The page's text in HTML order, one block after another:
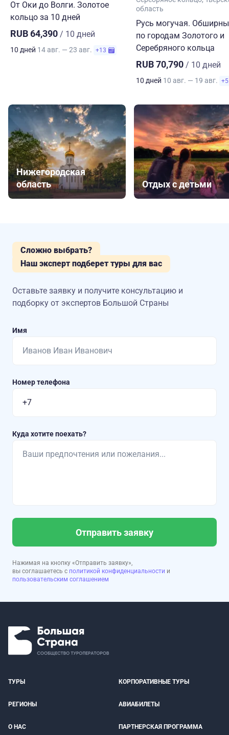
От Оки до Волги. Золотое
кольцо за 10 дней
RUB 64,390 / 10 дней
10 дней 14 авг. — 23 авг. +13
область
Русь могучая.
по городам Золотого и
Серебряного кольца
RUB 70,790 / 10 дней
10 дней 10 авг. — 19 авг. +5
Нижегородская
область
Отдых с детьми
Сложно выбрать?
Наш эксперт подберет туры для вас
Оставьте заявку и получите консультацию и
подборку от экспертов Большой Страны
Имя
Номер телефона
Куда хотите поехать?
Отправить заявку
Нажимая на кнопку «Отправить заявку»,
вы соглашаетесь с политикой конфиденциальности и
пользовательским соглашением
ТУРЫ КОРПОРАТИВНЫЕ ТУРЫ
РЕГИОНЫ АВИАБИЛЕТЫ
О НАС ПАРТНЕРСКАЯ ПРОГРАММА